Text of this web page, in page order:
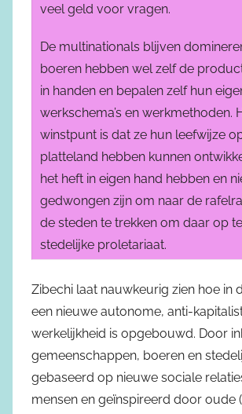
veel geld voor vragen.
De multinationals blijven
boeren hebben wel zelf de
in handen en bepalen zelf hun
werkschema’s en werkmethoden.
winstpunt is dat ze hun leefwijze
platteland hebben kunnen
het heft in eigen hand hebben en
gedwongen zijn om naar de
de steden te trekken om daar op
stedelijke proletariaat.
Zibechi laat nauwkeurig zien hoe in
een nieuwe autonome, anti-
werkelijkheid is opgebouwd. Door
gemeenschappen, boeren en
gebaseerd op nieuwe sociale
mensen en geïnspireerd door oude